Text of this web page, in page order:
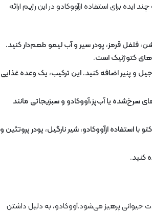
برای استفاده ازآووکادو در این رژیم ارائه
فلفل قرمز، پودر سیر و آب لیمو طعم‌دار کنید.
کتوژنیک است.
و پنیر اضافه کنید. این ترکیب، یک وعده غذایی
سرخ‌شده یا آب‌پز،آووکادو و سبزیجاتی مانند
استفاده ازآووکادو، شیر نارگیل، پودر پروتئین و
کنید.
پرهیز می‌شود.آووکادو، به دلیل داشتن